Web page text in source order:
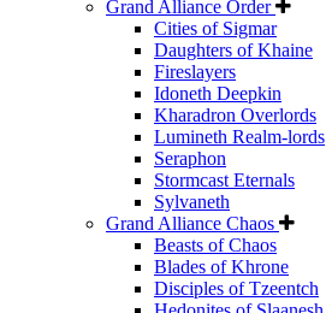
Grand Alliance Order
Cities of Sigmar
Daughters of Khaine
Fireslayers
Idoneth Deepkin
Kharadron Overlords
Lumineth Realm-lords
Seraphon
Stormcast Eternals
Sylvaneth
Grand Alliance Chaos
Beasts of Chaos
Blades of Khrone
Disciples of Tzeentch